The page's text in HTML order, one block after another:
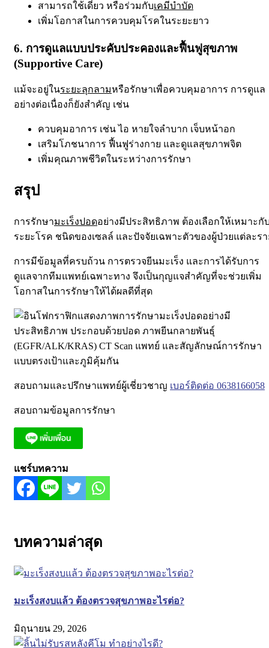
สามารถใช้เดี่ยว หรือร่วมกับเคมีบำบัด
เพิ่มโอกาสในการควบคุมโรคในระยะยาว
6. การดูแลแบบประคับประคองและฟื้นฟูสุขภาพ
(Supportive Care)
แม้จะอยู่ในระยะลุกลามหรือรักษาเพื่อควบคุมอาการ การดูแล
อย่างต่อเนื่องก็ยังสำคัญ เช่น
ควบคุมอาการ เช่น ไอ หายใจลำบาก เจ็บหน้าอก
เสริมโภชนาการ ฟื้นฟูร่างกาย และดูแลสุขภาพจิต
เพิ่มคุณภาพชีวิตในระหว่างการรักษา
สรุป
การรักษามะเร็งปอดอย่างมีประสิทธิภาพ ต้องเลือกให้เหมาะกั
ระยะโรค ชนิดของเซลล์ และปัจจัยเฉพาะตัวของผู้ป่วยแต่ละร
การมีข้อมูลที่ครบถ้วน การตรวจยีนมะเร็ง และการได้รับการ
ดูแลจากทีมแพทย์เฉพาะทาง จึงเป็นกุญแจสำคัญที่จะช่วยเพิ่ม
โอกาสในการรักษาให้ได้ผลดีที่สุด
สอบถามและปรึกษาแพทย์ผู้เชี่ยวชาญ เบอร์ติดต่อ 0638166058
สอบถามข้อมูลการรักษา
แชร์บทความ
บทความล่าสุด
มะเร็งสงบแล้ว ต้องตรวจสุขภาพอะไรต่อ?
มิถุนายน 29, 2026